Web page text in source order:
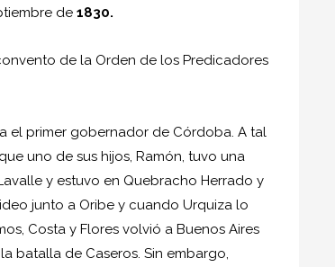
de 1830.
de la Orden de los Predicadores
el primer gobernador de Córdoba. A tal
uno de sus hijos, Ramón, tuvo una
y estuvo en Quebracho Herrado y
junto a Oribe y cuando Urquiza lo
Costa y Flores volvió a Buenos Aires
batalla de Caseros. Sin embargo,